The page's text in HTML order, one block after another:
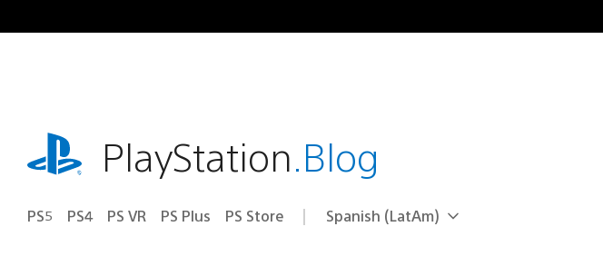
al
playstation.comPlayStation.Blog
PS5 PS4 PS VR PS Plus PS Store Elige
Región
Spanish (LatAm)